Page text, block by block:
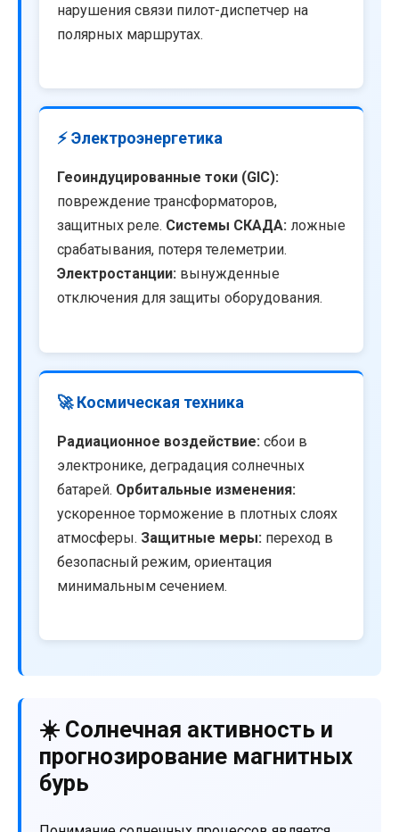
нарушения связи пилот-диспетчер на
полярных маршрутах.
⚡ Электроэнергетика
Геоиндуцированные токи (GIC):
повреждение трансформаторов,
защитных реле. Системы СКАДА: ложные
срабатывания, потеря телеметрии.
Электростанции: вынужденные
отключения для защиты оборудования.
🚀 Космическая техника
Радиационное воздействие: сбои в
электронике, деградация солнечных
батарей. Орбитальные изменения:
ускоренное торможение в плотных слоях
атмосферы. Защитные меры: переход в
безопасный режим, ориентация
минимальным сечением.
☀️ Солнечная активность и
прогнозирование магнитных
бурь